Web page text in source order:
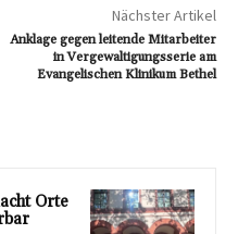
Nächster Artikel
Anklage gegen leitende Mitarbeiter
in Vergewaltigungsserie am
Evangelischen Klinikum Bethel
Orte